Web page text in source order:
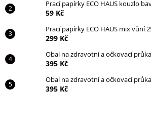
Prací papírky ECO HAUS kouzlo
59 Kč
Prací papírky ECO HAUS mix vůní
299 Kč
Obal na zdravotní a očkovací
395 Kč
Obal na zdravotní a očkovací
395 Kč